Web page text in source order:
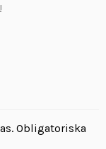
Obligatoriska